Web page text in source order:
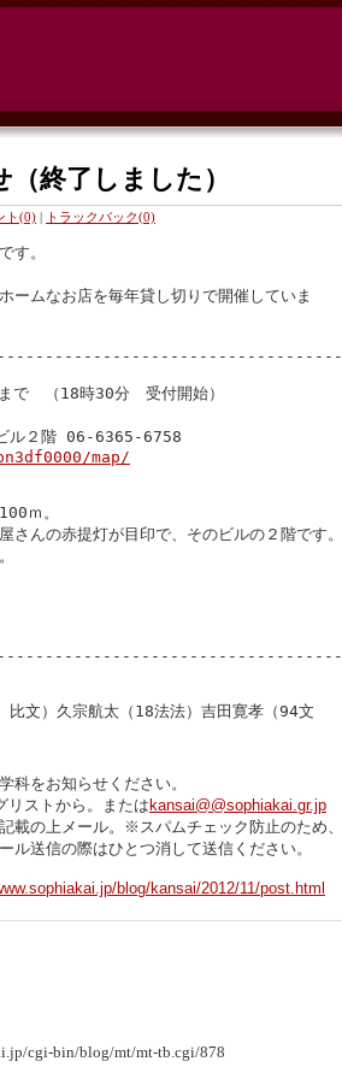
終了しました）
ト(0) | トラックバック(0)
す。
ームなお店を毎年貸し切りで開催していま
で　（18時30分　受付開始）
２階 06-6365-6758
map/
ｍ。
んの赤提灯が目印で、そのビルの２階です。
文）久宗航太（18法法）吉田寛孝（94文
科をお知らせください。
リストから。または kansai@@sophiakai.gr.jp
載の上メール。
※スパムチェック防止のため、
blog/kansai/2012/11/post.html
cgi-bin/blog/mt/mt-tb.cgi/878